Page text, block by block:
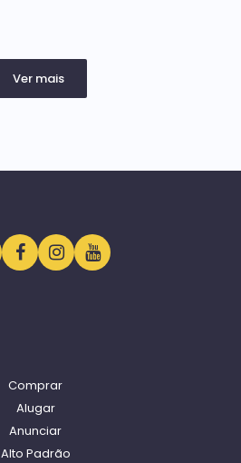
Comprar
Alugar
Anunciar
Alto Padrão